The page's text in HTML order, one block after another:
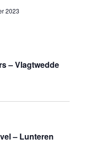
2023
– Vlagtwedde
– Lunteren